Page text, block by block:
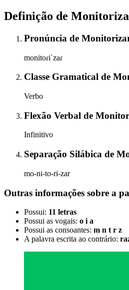
Definição de
Pronúncia de
monitoɾiˈzaɾ
Classe Gramatical de
Verbo
Flexão Verbal de
Infinitivo
Separação Silábica de
mo-ni-to-ri-zar
Outras informações sobre a
Possui: 11 letras
Possui as vogais: o i a
Possui as consoantes: m n t r z
A palavra escrita ao contrário: